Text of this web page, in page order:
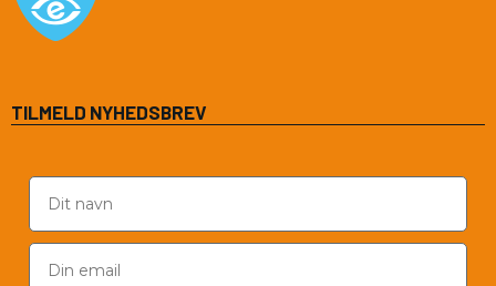
TILMELD NYHEDSBREV